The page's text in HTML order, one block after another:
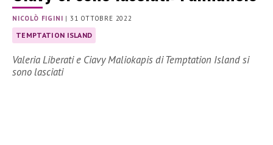
NICOLÒ FIGINI | 31 OTTOBRE 2022
TEMPTATION ISLAND
Valeria Liberati e Ciavy Maliokapis di Temptation Island si
sono lasciati